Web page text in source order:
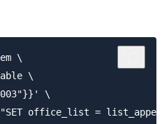
\
\
\
office_list =